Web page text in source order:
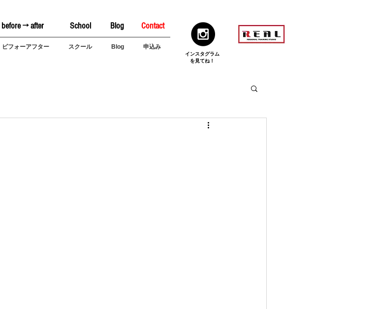
before → after School Blog Contact
ビフォーアフター スクール Blog 申込み
​インスタグラム
を見てね！